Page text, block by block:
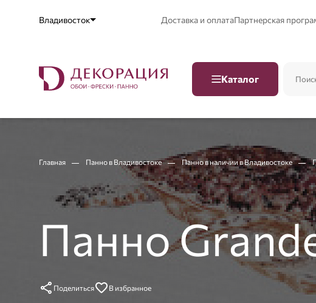
Владивосток Доставка и оплатаПартнерская
Каталог
Главная Панно в Владивостоке Панно в наличии в Владивостоке
Панно
Поделиться В избранное